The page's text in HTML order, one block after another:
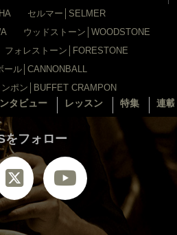
セルマー│SELMER
ウッドストーン│WOODSTONE
フォレストーン│FORESTONE
ール│CANNONBALL
ポン│BUFFET CRAMPON
タビュー レッスン 特集 連
をフォロー